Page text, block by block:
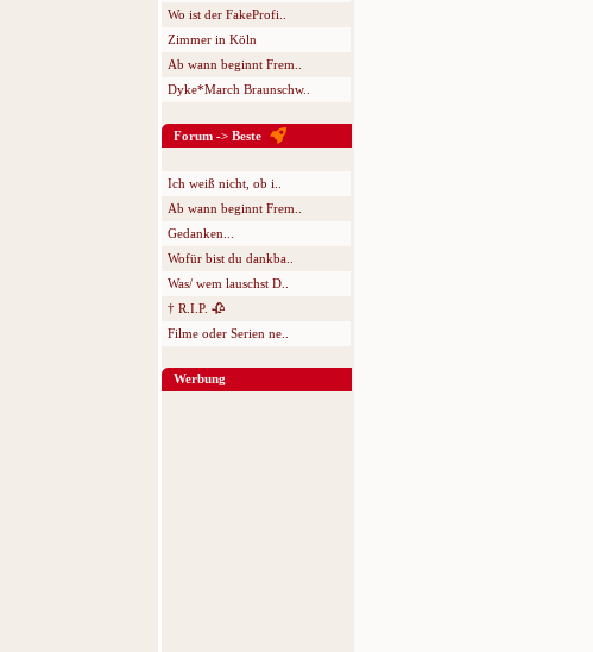
Wo ist der FakeProfi..
Zimmer in Köln
Ab wann beginnt Frem..
Dyke*March Braunschw..
Forum -> Beste
Ich weiß nicht, ob i..
Ab wann beginnt Frem..
Gedanken...
Wofür bist du dankba..
Was/ wem lauschst D..
† R.I.P. 🥀
Filme oder Serien ne..
Werbung